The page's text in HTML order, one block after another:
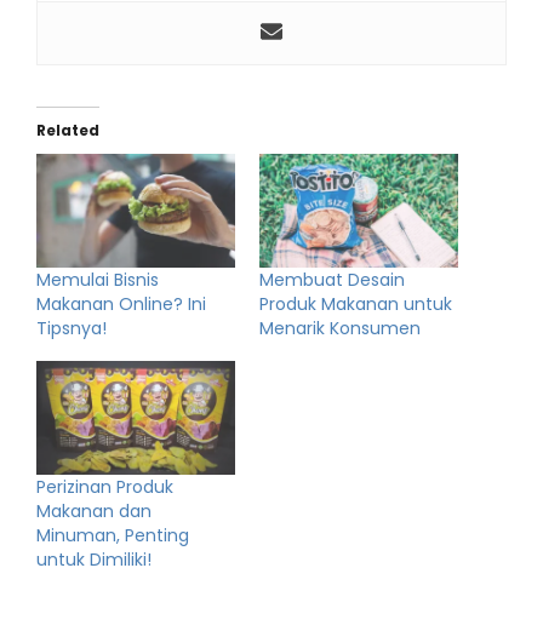
Related
Memulai Bisnis
Makanan Online? Ini
Tipsnya!
Membuat Desain
Produk Makanan untuk
Menarik Konsumen
Perizinan Produk
Makanan dan
Minuman, Penting
untuk Dimiliki!